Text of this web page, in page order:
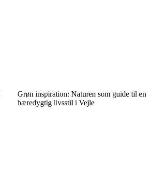
Grøn inspiration: Naturen som guide til en
bæredygtig livsstil i Vejle